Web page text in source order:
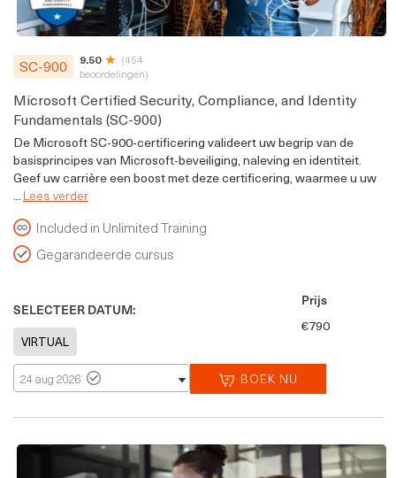
SC-900 9.50
(454
beoordelingen)
Microsoft Certified Security, Compliance, and Identity
Fundamentals (SC-900)
De Microsoft SC-900-certificering valideert uw begrip van de
basisprincipes van Microsoft-beveiliging, naleving en identiteit.
Geef uw carrière een boost met deze certificering, waarmee u uw
...Lees verder
Included in Unlimited Training
Gegarandeerde cursus
SELECTEER DATUM:
24 aug 2026 BOEK NU
Prijs
€790